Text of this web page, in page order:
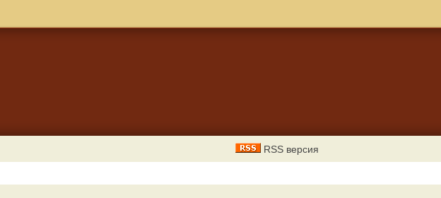
RSS версия